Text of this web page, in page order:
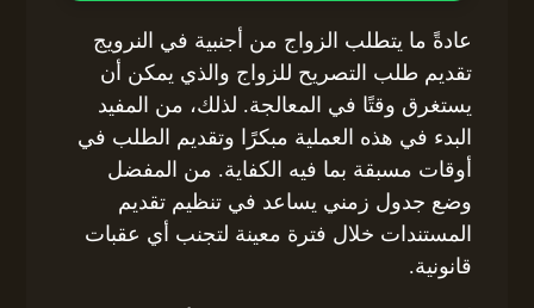
عادةً ما يتطلب الزواج من أجنبية في النرويج
تقديم طلب التصريح للزواج والذي يمكن أن
يستغرق وقتًا في المعالجة. لذلك، من المفيد
البدء في هذه العملية مبكرًا وتقديم الطلب في
أوقات مسبقة بما فيه الكفاية. من المفضل
وضع جدول زمني يساعد في تنظيم تقديم
المستندات خلال فترة معينة لتجنب أي عقبات
قانونية.